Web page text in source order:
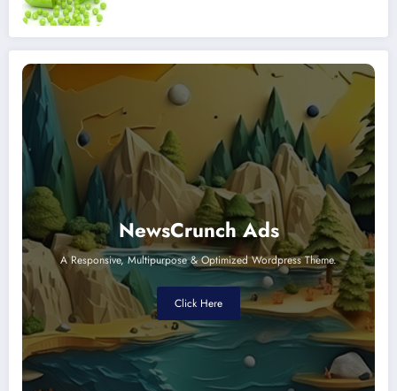
NewsCrunch Ads
A Responsive, Multipurpose & Optimized Wordpress Theme.
Click Here